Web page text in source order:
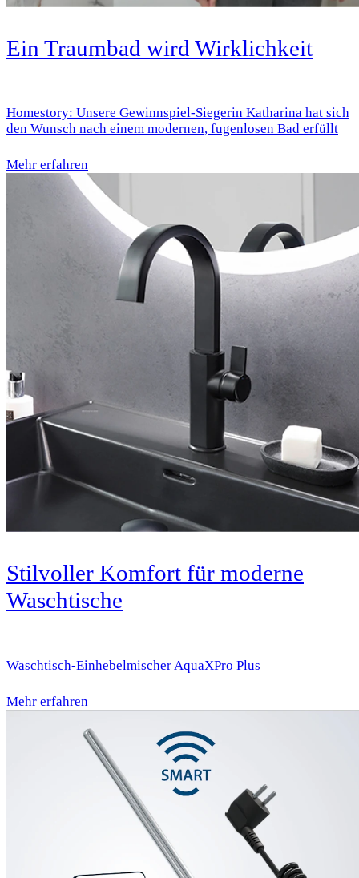
Ein Traumbad wird Wirklichkeit
Homestory: Unsere Gewinnspiel-Siegerin Katharina hat sich
den Wunsch nach einem modernen, fugenlosen Bad erfüllt
Mehr erfahren
Stilvoller Komfort für moderne
Waschtische
Waschtisch-Einhebelmischer AquaXPro Plus
Mehr erfahren